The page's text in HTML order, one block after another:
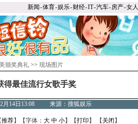
新闻-体育-娱乐-财经-IT-汽车-房产-女人
颁奖典礼 >> 现场图片
得最佳流行女歌手奖
月14日13:08 来源：搜狐娱乐
推荐】【字体： 大 中 小】【打印 】 【 关闭 】